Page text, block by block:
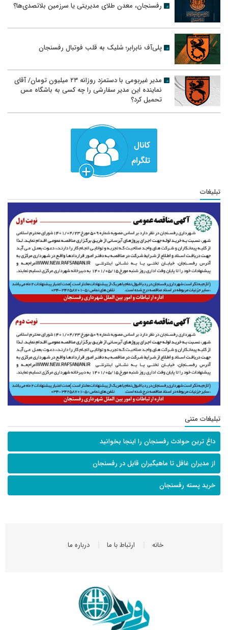
رفسنجان، معدن طلای مدیریتی یا سرزمین بلاتصدی‌ها؟
پلی‌آف نابرابر؛ شلیک به قلب فوتبال رفسنجان
مدیر غیربومی با دستمزد روزانه ۲۳ میلیون تومان/ آقای
نماینده این مدیر سفارشی را چه کسی به باشگاه مس
تحمیل کرد؟
تبلیغات
تبلیغات متنی
داغ ترین حوادث رفسنجان را اینجا بخوانید
از مدیران غافل تا ماهیگیران قابل در رفسنجان
خرید پسته رفسنجان
خانه ارتباط با ما درباره ما